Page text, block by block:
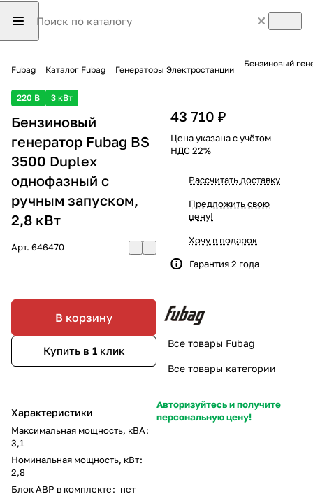
Fubag Каталог Fubag Генераторы Электростанции
Бензиновый
220 В 3 кВт
Бензиновый
генератор Fubag BS
3500 Duplex
однофазный с
ручным запуском,
2,8 кВт
Арт. 646470
В корзину
Купить в 1 клик
Характеристики
Максимальная мощность, кВА:
3,1
Номинальная мощность, кВт:
2,8
Блок АВР в комплекте: нет
43 710 ₽
Цена указана с учётом
НДС 22%
Рассчитать доставку
Предложить свою
цену!
Хочу в подарок
Гарантия 2 года
Все товары Fubag
Все товары категории
Авторизуйтесь и получите
персональную цену!